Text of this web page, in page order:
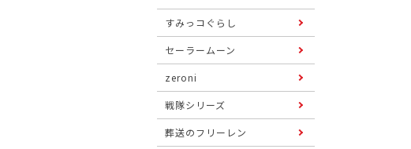
すみっコぐらし
セーラームーン
zeroni
戦隊シリーズ
葬送のフリーレン